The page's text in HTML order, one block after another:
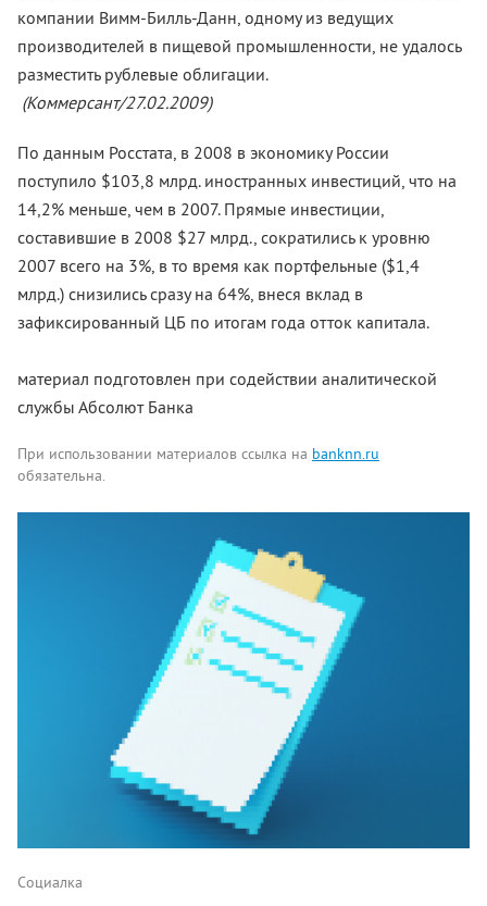
компании Вимм-Билль-Данн, одному из ведущих
производителей в пищевой промышленности, не удалось
разместить рублевые облигации.
(Коммерсант/27.02.2009)
По данным Росстата, в 2008 в экономику России
поступило $103,8 млрд. иностранных инвестиций, что на
14,2% меньше, чем в 2007. Прямые инвестиции,
составившие в 2008 $27 млрд., сократились к уровню
2007 всего на 3%, в то время как портфельные ($1,4
млрд.) снизились сразу на 64%, внеся вклад в
зафиксированный ЦБ по итогам года отток капитала.
материал подготовлен при содействии аналитической
службы Абсолют Банка
При использовании материалов ссылка на banknn.ru
обязательна.
Написать
Социалка